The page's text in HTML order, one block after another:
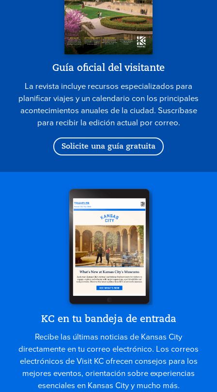
Guía oficial del visitante
La revista incluye recursos especializados para
planificar viajes y un calendario con los principales
acontecimientos anuales de la ciudad. Suscríbase
para recibir la edición actual por correo.
Solicite una guía gratuita
KC en tu bandeja de entrada
Recibe las últimas noticias de Kansas City
directamente en tu correo electrónico. Los correos
electrónicos de Visit KC ofrecen consejos para los
mejores eventos, orientación sobre experiencias
esenciales en Kansas City y mucho más.